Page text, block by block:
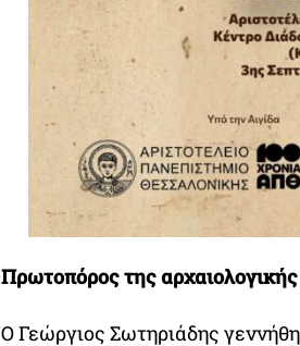
Πρωτοπόρος της
Ο Γεώργιος Σωτηριάδης